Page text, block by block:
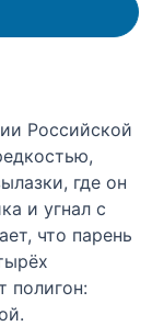
Российской
где он
и угнал с
что парень
полигон: